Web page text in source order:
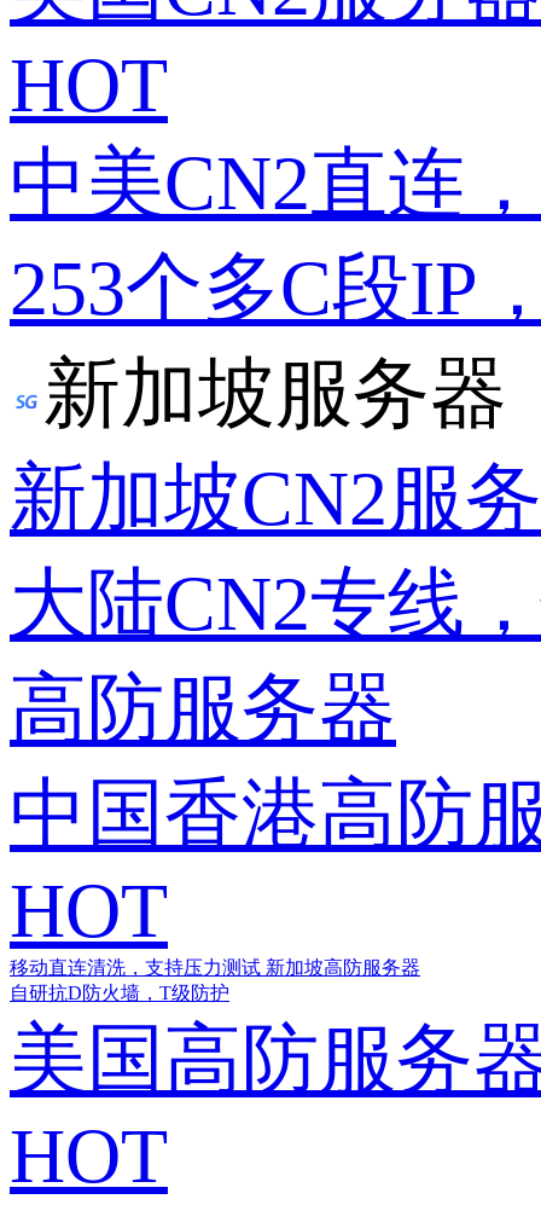
HOT
中美CN2直连
253个多C段IP
新加坡服务器
新加坡CN2服
大陆CN2专线
高防服务器
中国香港高防
HOT
移动直连清洗，支持压力测试 新加坡高防服务器
自研抗D防火墙，T级防护
美国高防服务
HOT